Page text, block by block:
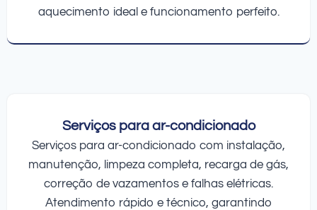
aquecimento ideal e funcionamento perfeito.
Serviços para ar-condicionado
Serviços para ar-condicionado com instalação,
manutenção, limpeza completa, recarga de gás,
correção de vazamentos e falhas elétricas.
Atendimento rápido e técnico, garantindo